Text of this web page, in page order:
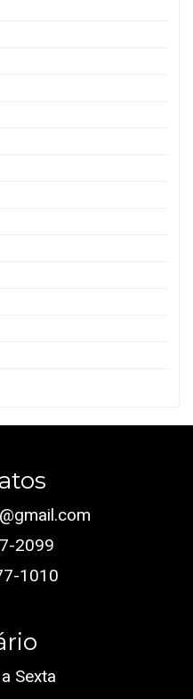
2099
1010
Sexta